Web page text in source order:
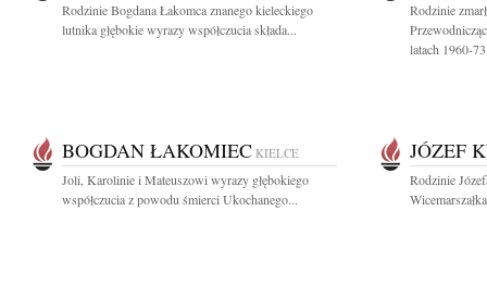
Rodzinie Bogdana Łakomca znanego kieleckiego
lutnika głębokie wyrazy współczucia składa...
Rodzinie
latach 1960-
BOGDAN ŁAKOMIEC KIELCE
Joli, Karolinie i Mateuszowi wyrazy głębokiego
współczucia z powodu śmierci Ukochanego...
JÓZEF
Rodzinie